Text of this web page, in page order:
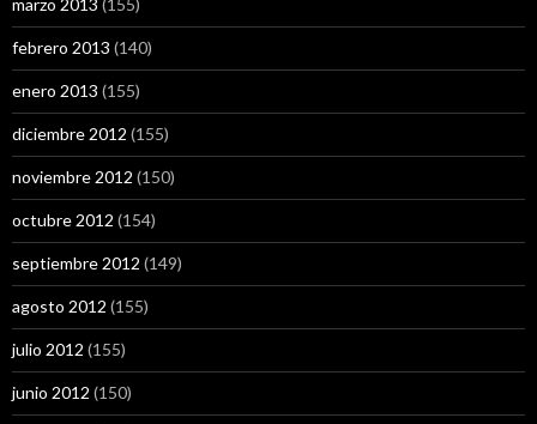
marzo 2013 (155)
febrero 2013 (140)
enero 2013 (155)
diciembre 2012 (155)
noviembre 2012 (150)
octubre 2012 (154)
septiembre 2012 (149)
agosto 2012 (155)
julio 2012 (155)
junio 2012 (150)